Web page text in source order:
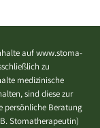
auf www.stoma-
zu
medizinische
sind diese zur
persönliche Beratung
Stomatherapeutin)